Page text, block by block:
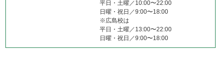
平日・土曜／10:00〜22:00
日曜・祝日／9:00〜18:00
※広島校は
平日・土曜／13:00〜22:00
日曜・祝日／9:00〜18:00